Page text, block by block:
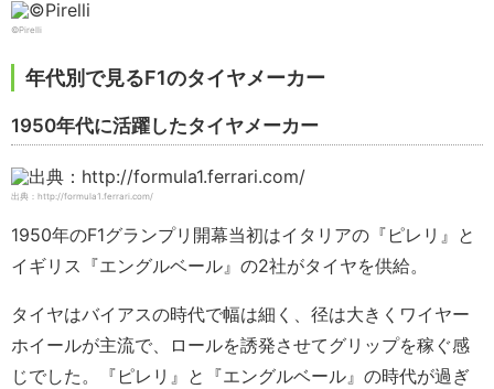
©Pirelli
年代別で見るF1のタイヤメーカー
1950年代に活躍したタイヤメーカー
出典：http://formula1.ferrari.com/
1950年のF1グランプリ開幕当初はイタリアの『ピレリ』と
イギリス『エングルベール』の2社がタイヤを供給。
タイヤはバイアスの時代で幅は細く、径は大きくワイヤー
ホイールが主流で、ロールを誘発させてグリップを稼ぐ感
じでした。『ピレリ』と『エングルベール』の時代が過ぎ